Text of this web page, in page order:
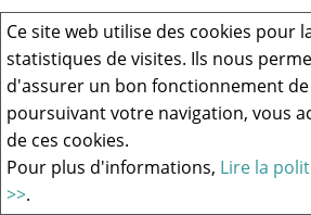
Ce site web utilise des cookies pour
statistiques de visites. Ils nous
d'assurer un bon fonctionnement de
poursuivant votre navigation, vous
de ces cookies.
Pour plus d'informations, Lire la
>>.